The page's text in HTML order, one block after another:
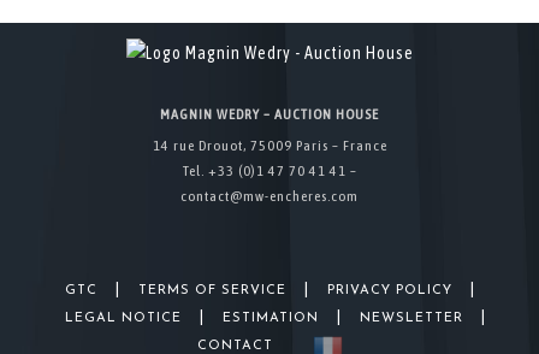
MAGNIN WEDRY – AUCTION HOUSE
14 rue Drouot, 75009 Paris – France
Tel. +33 (0)1 47 70 41 41 –
contact@mw-encheres.com
GTC TERMS OF SERVICE PRIVACY POLICY
LEGAL NOTICE ESTIMATION NEWSLETTER
CONTACT